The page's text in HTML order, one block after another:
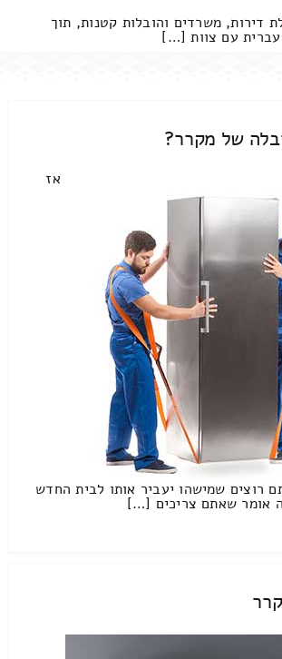
דירות, משרדים והובלות קטנות, תוך
עם צוות […]
של מקרר?
אז
רוצים שמישהו יעביר אותו לבית החדש
אומר שאתם צריכים […]